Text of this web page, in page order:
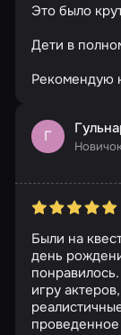
Это было
Дети в
Рекомендую
Г
Были на
день
игру